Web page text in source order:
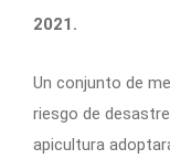
2021.
Un conjunto de
riesgo de
apicultura